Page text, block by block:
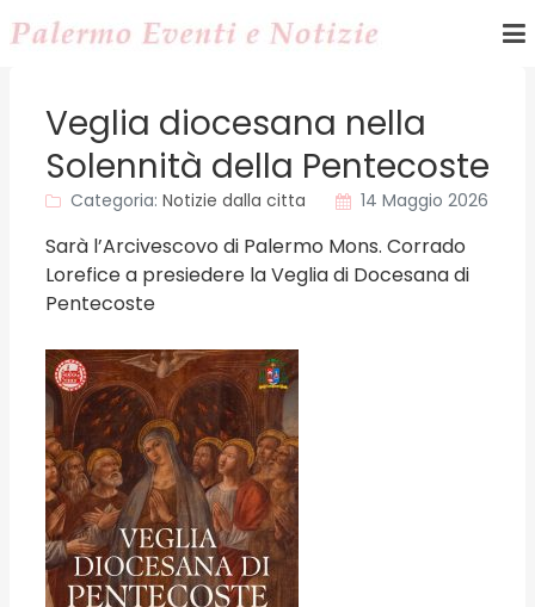
Veglia diocesana nella
Solennità della Pentecoste
Categoria: Notizie dalla citta 14 Maggio 2026
Sarà l’Arcivescovo di Palermo Mons. Corrado
Lorefice a presiedere la Veglia di Docesana di
Pentecoste